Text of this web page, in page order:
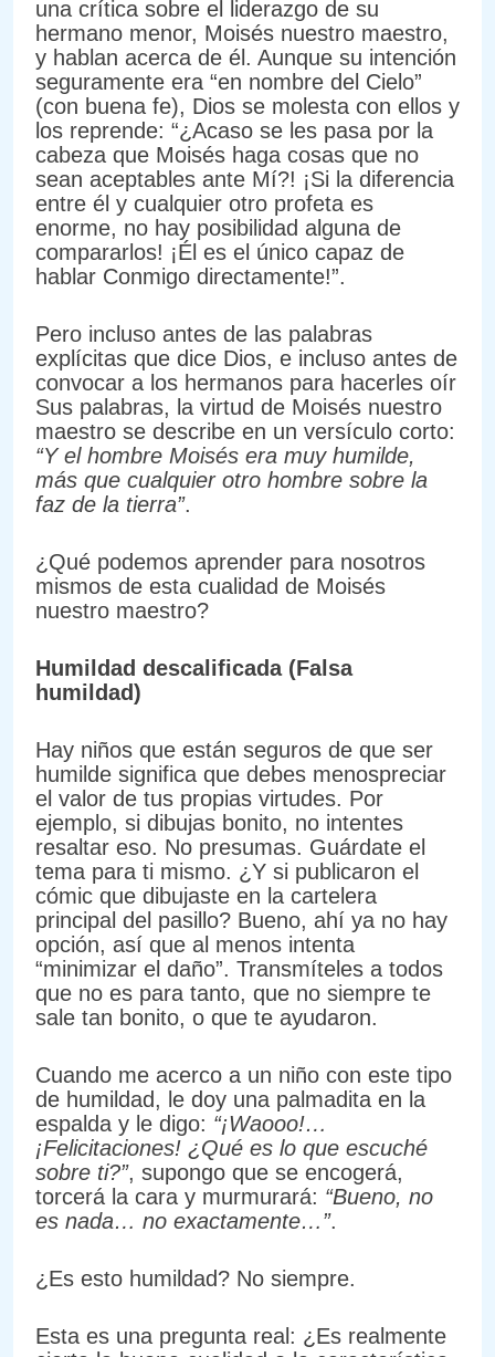
una crítica sobre el liderazgo de su
hermano menor, Moisés nuestro maestro,
y hablan acerca de él. Aunque su intención
seguramente era “en nombre del Cielo”
(con buena fe), Dios se molesta con ellos y
los reprende: “¿Acaso se les pasa por la
cabeza que Moisés haga cosas que no
sean aceptables ante Mí?! ¡Si la diferencia
entre él y cualquier otro profeta es
enorme, no hay posibilidad alguna de
compararlos! ¡Él es el único capaz de
hablar Conmigo directamente!”.
Pero incluso antes de las palabras
explícitas que dice Dios, e incluso antes de
convocar a los hermanos para hacerles oír
Sus palabras, la virtud de Moisés nuestro
maestro se describe en un versículo corto:
“Y el hombre Moisés era muy humilde,
más que cualquier otro hombre sobre la
faz de la tierra”.
¿Qué podemos aprender para nosotros
mismos de esta cualidad de Moisés
nuestro maestro?
Humildad descalificada (Falsa
humildad)
Hay niños que están seguros de que ser
humilde significa que debes menospreciar
el valor de tus propias virtudes. Por
ejemplo, si dibujas bonito, no intentes
resaltar eso. No presumas. Guárdate el
tema para ti mismo. ¿Y si publicaron el
cómic que dibujaste en la cartelera
principal del pasillo? Bueno, ahí ya no hay
opción, así que al menos intenta
“minimizar el daño”. Transmíteles a todos
que no es para tanto, que no siempre te
sale tan bonito, o que te ayudaron.
Cuando me acerco a un niño con este tipo
de humildad, le doy una palmadita en la
espalda y le digo: “¡Waooo!…
¡Felicitaciones! ¿Qué es lo que escuché
sobre ti?”, supongo que se encogerá,
torcerá la cara y murmurará: “Bueno, no
es nada… no exactamente…”.
¿Es esto humildad? No siempre.
Esta es una pregunta real: ¿Es realmente